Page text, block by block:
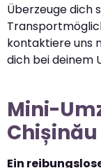
Überzeuge dich
kontaktiere uns
dich bei deinem
Mini-
Chișinău
Ein